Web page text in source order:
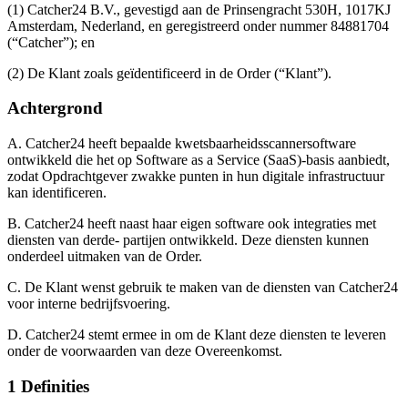
(1) Catcher24 B.V., gevestigd aan de Prinsengracht 530H, 1017KJ
Amsterdam, Nederland, en geregistreerd onder nummer 84881704
(“Catcher”); en
(2) De Klant zoals geïdentificeerd in de Order (“Klant”).
Achtergrond
A. Catcher24 heeft bepaalde kwetsbaarheidsscannersoftware
ontwikkeld die het op Software as a Service (SaaS)-basis aanbiedt,
zodat Opdrachtgever zwakke punten in hun digitale infrastructuur
kan identificeren.
B. Catcher24 heeft naast haar eigen software ook integraties met
diensten van derde- partijen ontwikkeld. Deze diensten kunnen
onderdeel uitmaken van de Order.
C. De Klant wenst gebruik te maken van de diensten van Catcher24
voor interne bedrijfsvoering.
D. Catcher24 stemt ermee in om de Klant deze diensten te leveren
onder de voorwaarden van deze Overeenkomst.
1 Definities